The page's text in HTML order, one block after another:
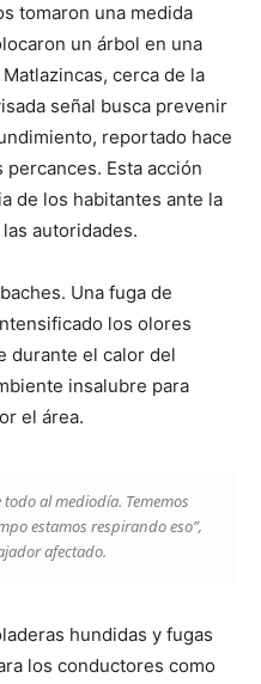
tomaron una medida
un árbol en una
cerca de la
señal busca prevenir
reportado hace
Esta acción
de los habitantes ante la
autoridades.
Una fuga de
los olores
durante el calor del
insalubre para
el área.
al mediodía. Tememos
estamos respirando eso”,
afectado.
hundidas y fugas
los conductores como